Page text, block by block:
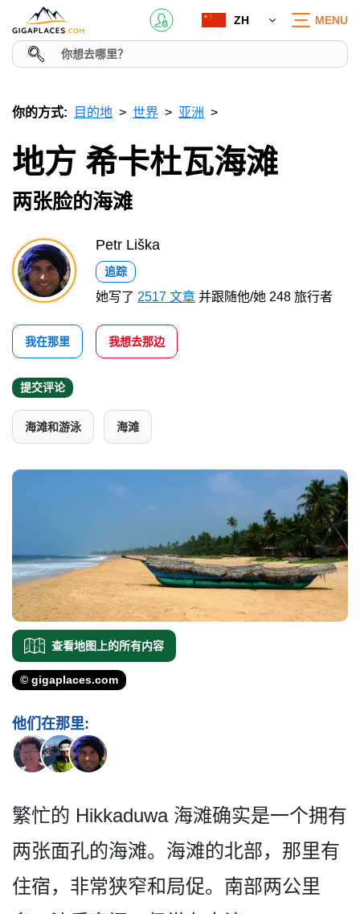
ZH MENU
你的方式: 目的地 世界 亚洲
地方 希卡杜瓦海滩
两张脸的海滩
Petr Liška
追踪
她写了 2517 文章 并跟随他/她 248 旅行者
我在那里 我想去那边
提交评论
海滩和游泳 海滩
查看地图上的所有内容
© gigaplaces.com
他们在那里:
繁忙的 Hikkaduwa 海滩确实是一个拥有
两张面孔­的海滩。海滩的北部，那里有
住宿，非常狭窄和局促。­南部两公里